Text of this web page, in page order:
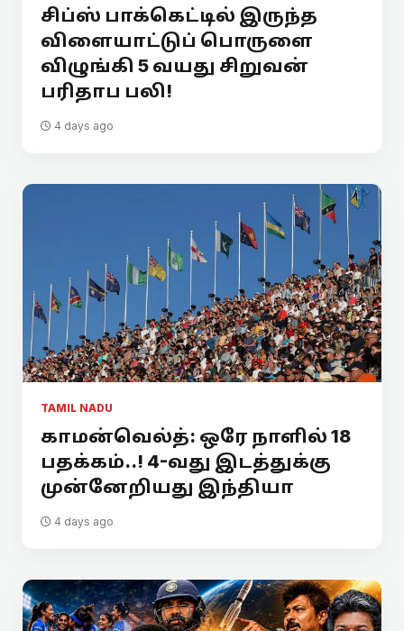
சிப்ஸ் பாக்கெட்டில் இருந்த
விளையாட்டுப் பொருளை
விழுங்கி 5 வயது சிறுவன்
பரிதாப பலி!
4 days ago
TAMIL NADU
காமன்வெல்த்: ஒரே நாளில் 18
பதக்கம்..! 4-வது இடத்துக்கு
முன்னேறியது இந்தியா
4 days ago